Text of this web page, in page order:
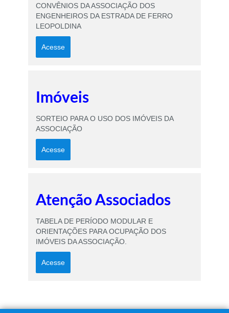
CONVÊNIOS DA ASSOCIAÇÃO DOS
ENGENHEIROS DA ESTRADA DE FERRO
LEOPOLDINA
Acesse
Imóveis
SORTEIO PARA O USO DOS IMÓVEIS DA
ASSOCIAÇÃO
Acesse
Atenção Associados
TABELA DE PERÍODO MODULAR E
ORIENTAÇÕES PARA OCUPAÇÃO DOS
IMÓVEIS DA ASSOCIAÇÃO.
Acesse